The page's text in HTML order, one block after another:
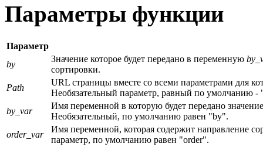
Параметры функции
Параметр
by
Значение которое будет передано в переменную
сортировки.
Path
URL страницы вместе со всеми параметрами для
Необязательный параметр, равный по умолчанию -
by_var
Имя переменной в которую будет передано
Необязательный, по умолчанию равен "by".
order_var
Имя переменной, которая содержит направление
параметр, по умолчанию равен "order".